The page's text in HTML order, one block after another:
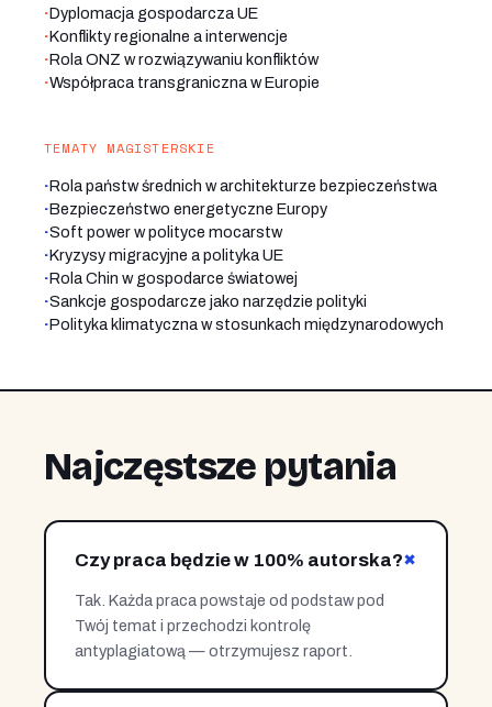
·Dyplomacja gospodarcza UE
·Konflikty regionalne a interwencje
·Rola ONZ w rozwiązywaniu konfliktów
·Współpraca transgraniczna w Europie
TEMATY MAGISTERSKIE
·Rola państw średnich w architekturze bezpieczeństwa
·Bezpieczeństwo energetyczne Europy
·Soft power w polityce mocarstw
·Kryzysy migracyjne a polityka UE
·Rola Chin w gospodarce światowej
·Sankcje gospodarcze jako narzędzie polityki
·Polityka klimatyczna w stosunkach międzynarodowych
Najczęstsze pytania
Czy praca będzie w 100% autorska?+
Tak. Każda praca powstaje od podstaw pod
Twój temat i przechodzi kontrolę
antyplagiatową — otrzymujesz raport.